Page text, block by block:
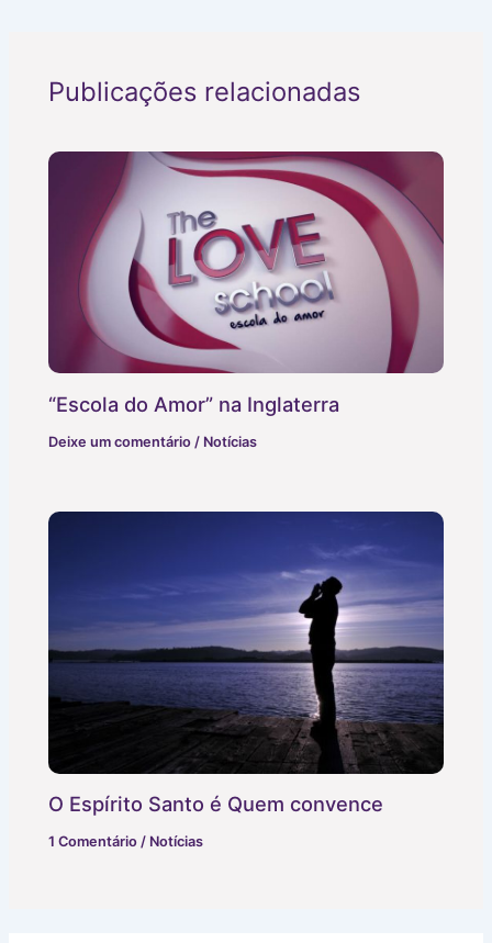
Publicações relacionadas
“Escola do Amor” na Inglaterra
Deixe um comentário / Notícias
O Espírito Santo é Quem convence
1 Comentário / Notícias